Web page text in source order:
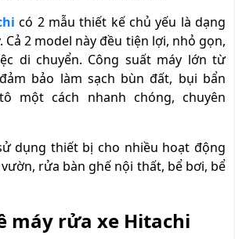
có 2 mẫu thiết kế chủ yếu là dạng
Cả 2 model này đều tiện lợi, nhỏ gọn,
di chuyển. Công suất máy lớn từ
đảm bảo làm sạch bùn đất, bụi bẩn
một cách nhanh chóng, chuyên
dụng thiết bị cho nhiều hoạt động
rửa bàn ghế nội thất, bể bơi, bể
máy rửa xe Hitachi